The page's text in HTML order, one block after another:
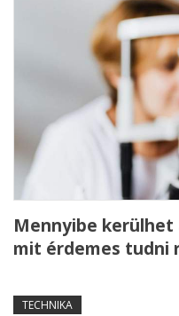
Mennyibe kerülhet
mit érdemes tudni
TECHNIKA